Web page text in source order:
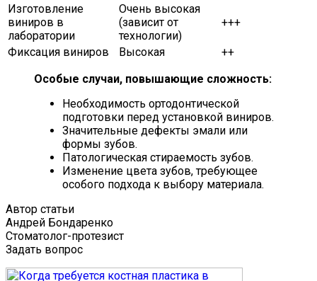
Изготовление
виниров в
лаборатории
Очень высокая
(зависит от
технологии)
+++
Фиксация виниров Высокая
++
Особые случаи, повышающие сложность:
Необходимость ортодонтической
подготовки перед установкой виниров.
Значительные дефекты эмали или
формы зубов.
Патологическая стираемость зубов.
Изменение цвета зубов, требующее
особого подхода к выбору материала.
Автор статьи
Андрей Бондаренко
Стоматолог-протезист
Задать вопрос